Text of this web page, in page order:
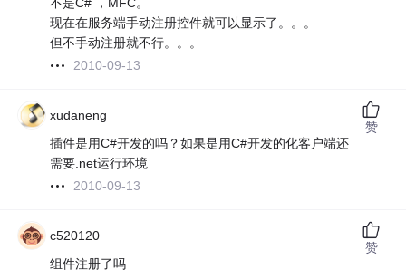
不是C# ，MFC。
现在在服务端手动注册控件就可以显示了。。。
但不手动注册就不行。。。
2010-09-13
xudaneng
插件是用C#开发的吗？如果是用C#开发的化客户端还
需要.net运行环境
2010-09-13
赞
c520120
组件注册了吗
赞